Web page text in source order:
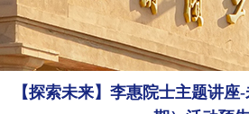
【探索未来】李惠院士主题讲座